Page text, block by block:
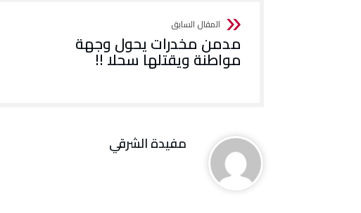
مدمن مخدرات يحول وجهة
مواطنة ويقتلها سحلا !!
مفيدة الشرقي